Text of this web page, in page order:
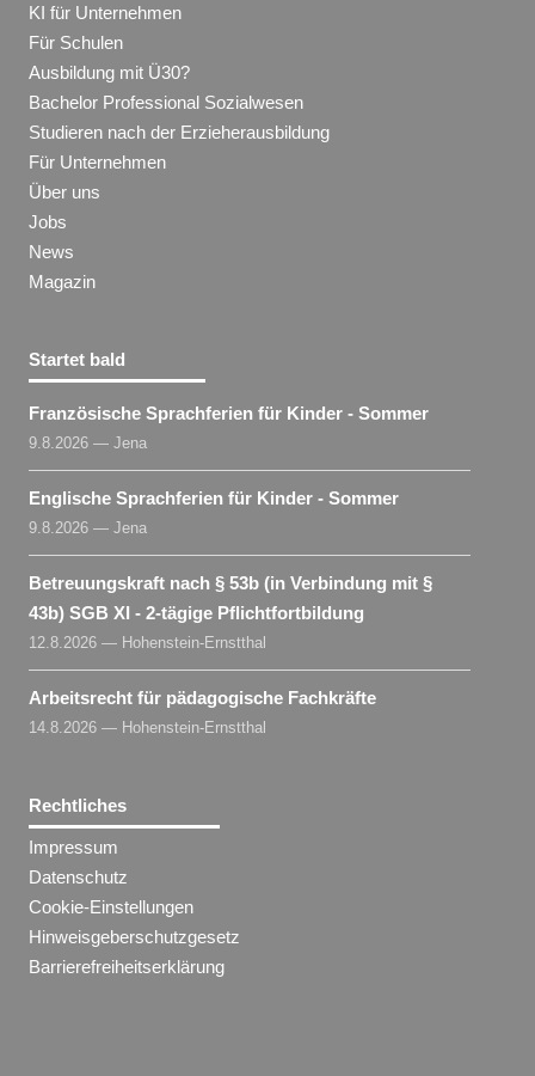
KI für Unternehmen
Für Schulen
Ausbildung mit Ü30?
Bachelor Professional Sozialwesen
Studieren nach der Erzieherausbildung
Für Unternehmen
Über uns
Jobs
News
Magazin
Startet bald
Französische Sprachferien für Kinder - Sommer
9.8.2026 — Jena
Englische Sprachferien für Kinder - Sommer
9.8.2026 — Jena
Betreuungskraft nach § 53b (in Verbindung mit §
43b) SGB XI - 2-tägige Pflichtfortbildung
12.8.2026 — Hohenstein-Ernstthal
Arbeitsrecht für pädagogische Fachkräfte
14.8.2026 — Hohenstein-Ernstthal
Rechtliches
Impressum
Datenschutz
Cookie-Einstellungen
Hinweisgeberschutzgesetz
Barrierefreiheitserklärung